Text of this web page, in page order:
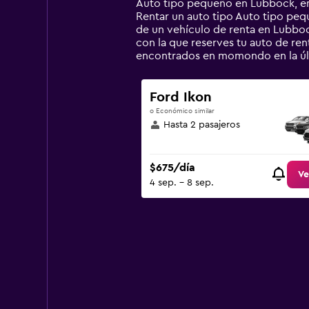
The
chart
has
1
axis
displaying
values.
Range:
0
Auto tipo pequeño en Lubbock,
Rentar un auto tipo Auto tipo
de un vehículo de renta en
con la que reserves tu auto de
encontrados en momondo en la
Ford Ikon
o Económico similar
Hasta 2 pasajeros
$675/día
4 sep. - 8 sep.